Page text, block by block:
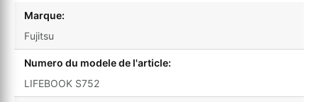
Marque:
Fujitsu
Numero du modele de l'article:
LIFEBOOK S752